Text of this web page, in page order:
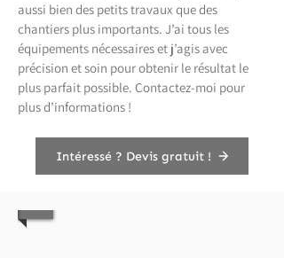
aussi bien des petits travaux que des
chantiers plus importants. J’ai tous les
équipements nécessaires et j’agis avec
précision et soin pour obtenir le résultat le
plus parfait possible. Contactez-moi pour
plus d’informations !
Intéressé ? Devis gratuit !